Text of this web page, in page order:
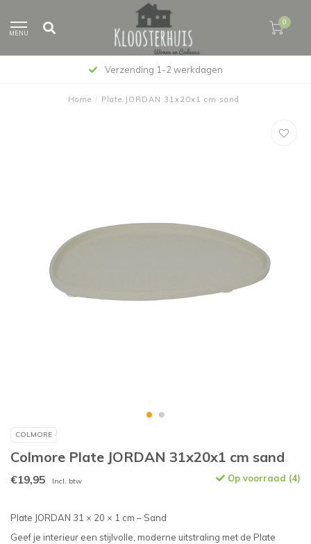
MENU
0
Verzending 1-2 werkdagen
Home / Plate JORDAN 31x20x1 cm sand
COLMORE
Colmore Plate JORDAN 31x20x1 cm sand
€19,95 Incl. btw Op voorraad (4)
Plate JORDAN 31 × 20 × 1 cm – Sand
Geef je interieur een stijlvolle, moderne uitstraling met de Plate